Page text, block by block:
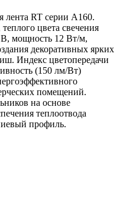
лента RT серии A160.
цвета свечения
мощность 12 Вт/м,
декоративных ярких
Индекс цветопередачи
(150 лм/Вт)
помещений.
на основе
теплоотвода
профиль.